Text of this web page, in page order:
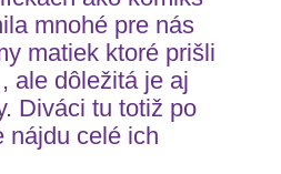
mnohé pre nás
matiek ktoré prišli
ale dôležitá je aj
Diváci tu totiž po
nájdu celé ich